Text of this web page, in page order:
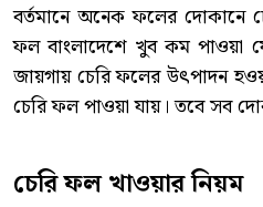
বর্তমানে অনেক ফলের দোকানে
ফল বাংলাদেশে খুব কম পাওয়া
জায়গায় চেরি ফলের উৎপাদন
চেরি ফল পাওয়া যায়। তবে সব
চেরি ফল খাওয়ার নিয়ম